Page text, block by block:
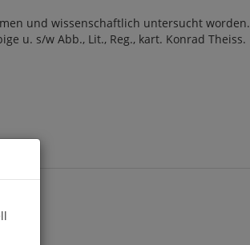
und wissenschaftlich untersucht worden.
u. s/w Abb., Lit., Reg., kart. Konrad Theiss.